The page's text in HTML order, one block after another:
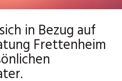
in Bezug auf
Frettenheim